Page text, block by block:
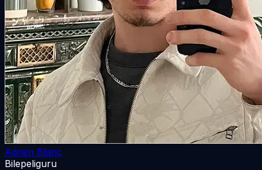
Adrien Blanc
Bilepeliguru